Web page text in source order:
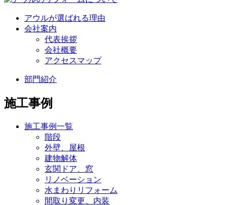
アウルが選ばれる理由
会社案内
代表挨拶
会社概要
アクセスマップ
部門紹介
施工事例
施工事例一覧
階段
外壁、屋根
建物解体
玄関ドア、窓
リノベーション
水まわりリフォーム
間取り変更、内装